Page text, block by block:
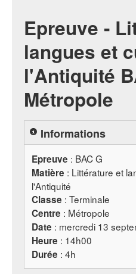
Epreuve -
langues et
l'Antiquité
Métropole
Informations
Epreuve : BACG
Matière : Littérature et
l'Antiquité
Classe : Terminale
Centre : Métropole
Date : mercredi 13
Heure : 14h00
Durée : 4h